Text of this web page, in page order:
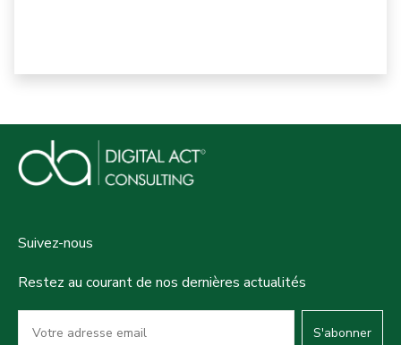
Suivez-nous
Restez au courant de nos dernières actualités
S'abonner